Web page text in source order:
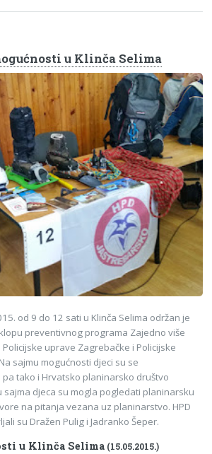
u Klinča Selima
od 9 do 12 sati u Klinča Selima održan je
preventivnog programa Zajedno više
Policijske uprave Zagrebačke i Policijske
sajmu mogućnosti djeci su se
tako i Hrvatsko planinarsko društvo
sajma djeca su mogla pogledati planinarsku
na pitanja vezana uz planinarstvo. HPD
su Dražen Pulig i Jadranko Šeper.
u Klinča Selima (15.05.2015.)